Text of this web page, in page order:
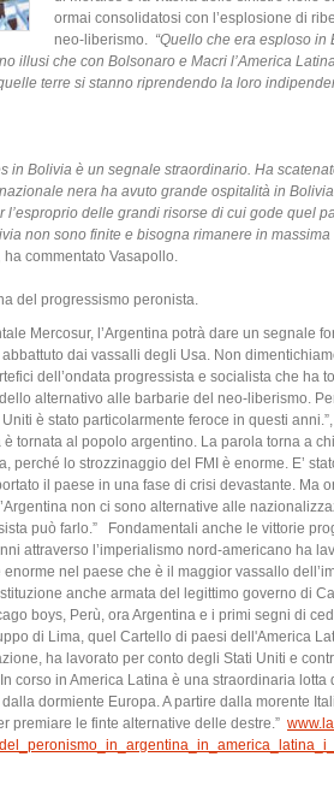
ormai consolidatosi con l’esplosione di
neo-liberismo. “Quello che era esploso
illusi che con Bolsonaro e Macri l’America
terre si stanno riprendendo la loro
in Bolivia è un segnale straordinario. Ha
nera ha avuto grande ospitalità in
l’esproprio delle grandi risorse di cui gode quel
non sono finite e bisogna rimanere in
ha commentato Vasapollo.
del progressismo peronista.
Mercosur, l’Argentina potrà dare un segnale
dai vassalli degli Usa. Non
dell’ondata progressista e socialista che ha
alternativo alle barbarie del neo-liberismo.
è stato particolarmente feroce in questi
tornata al popolo argentino. La parola torna a
perché lo strozzinaggio del FMI è enorme. E’
il paese in una fase di crisi devastante. Ma
non ci sono alternative alle
può farlo.” Fondamentali anche le vittorie
attraverso l’imperialismo nord-americano ha
enorme nel paese che è il maggior vassallo
anche armata del legittimo governo di
boys, Perù, ora Argentina e i primi segni di
di Lima, quel Cartello di paesi dell'America
ha lavorato per conto degli Stati Uniti e
corso in America Latina è una straordinaria
dormiente Europa. A partire dalla morente
premiare le finte alternative delle destre.”